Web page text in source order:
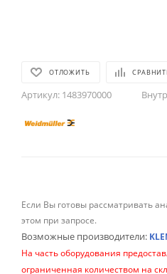
ОТЛОЖИТЬ
Артикул: 1483970000
Если Вы готовы рассматривать
этом при запросе.
Возможные производители:
На часть оборудования
ограниченная количеством на